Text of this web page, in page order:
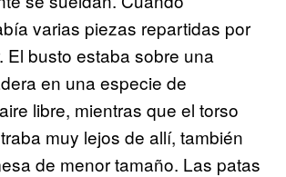
varias piezas repartidas por
El busto estaba sobre una
en una especie de
libre, mientras que el torso
muy lejos de allí, también
de menor tamaño. Las patas